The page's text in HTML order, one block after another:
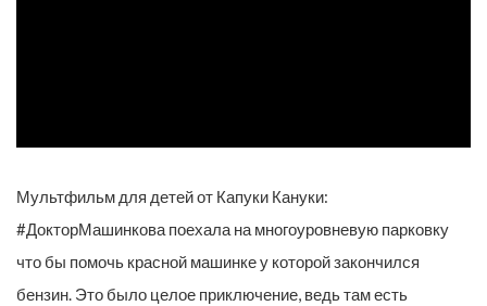
Мультфильм для детей от Капуки Кануки:
#ДокторМашинкова поехала на многоуровневую парковку
что бы помочь красной машинке у которой закончился
бензин. Это было целое приключение, ведь там есть